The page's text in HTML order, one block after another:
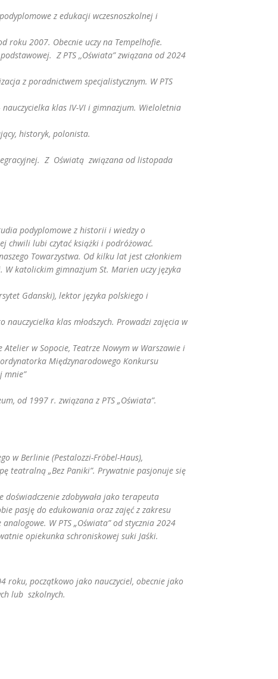
z edukacji wczesnoszkolnej i
roku 2007. Obecnie uczy na Tempelhofie.
Z PTS ,,Oświata” związana od 2024
z poradnictwem specjalistycznym. W PTS
nauczycielka klas IV-VI i gimnazjum. Wieloletnia
historyk, polonista.
Z Oświatą związana od listopada
podyplomowe z historii i wiedzy o
chwili lubi czytać książki i podróżować.
Towarzystwa. Od kilku lat jest członkiem
W katolickim gimnazjum St. Marien uczy języka
Gdanski), lektor języka polskiego i
nauczycielka klas młodszych. Prowadzi zajęcia w
w Sopocie, Teatrze Nowym w Warszawie i
Międzynarodowego Konkursu
mnie”
od 1997 r. związana z PTS „Oświata”.
w Berlinie (Pestalozzi-Fröbel-Haus),
teatralną „Bez Paniki”. Prywatnie pasjonuje się
doświadczenie zdobywała jako terapeuta
pasję do edukowania oraz zajęć z zakresu
W PTS „Oświata” od stycznia 2024
opiekunka schroniskowej suki Jaśki.
roku, początkowo jako nauczyciel, obecnie jako
lub szkolnych.